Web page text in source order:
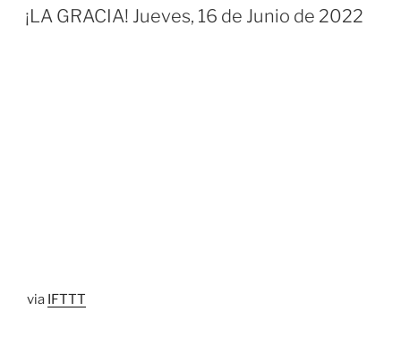
EL
¡LA GRACIA! Jueves, 16 de Junio de 2022
via IFTTT